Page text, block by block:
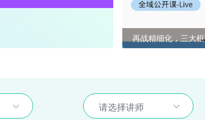
全域开源社群
再战精细化，三大
请选择讲师